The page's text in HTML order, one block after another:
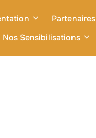
Partenaires
Nos Sensibilisations